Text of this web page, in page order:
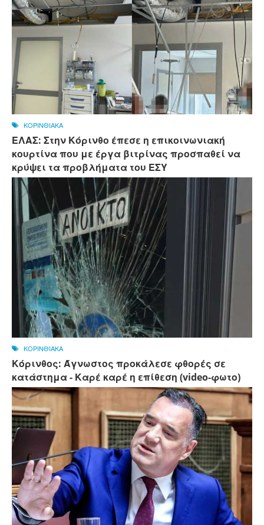
ΚΟΡΙΝΘΙΑΚΑ
ΕΛΑΣ: Στην Κόρινθο έπεσε η επικοινωνιακή
κουρτίνα που με έργα βιτρίνας προσπαθεί να
κρύψει τα προβλήματα του ΕΣΥ
ΚΟΡΙΝΘΙΑΚΑ
Κόρινθος: Άγνωστος προκάλεσε φθορές σε
κατάστημα - Καρέ καρέ η επίθεση (video-φωτο)